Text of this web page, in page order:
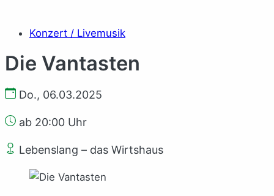
Konzert / Livemusik
Die Vantasten
Do., 06.03.2025
ab 20:00 Uhr
Lebenslang – das Wirtshaus